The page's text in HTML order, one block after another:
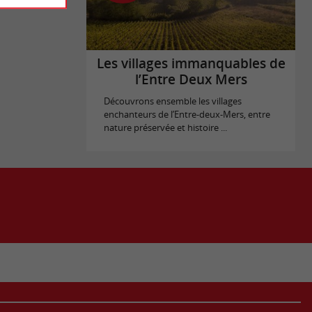
Les villages immanquables de
l’Entre Deux Mers
Découvrons ensemble les villages
enchanteurs de l’Entre-deux-Mers, entre
nature préservée et histoire ...